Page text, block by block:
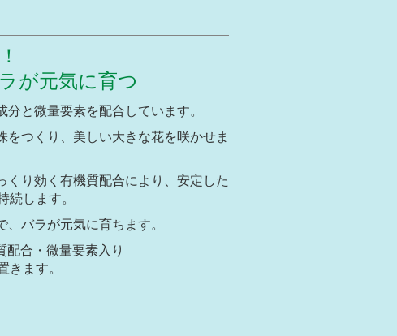
が元気に育つ
分と微量要素を配合しています。
をつくり、美しい大きな花を咲かせま
くり効く有機質配合により、安定した
続します。
、バラが元気に育ちます。
合・微量要素入り
きます。